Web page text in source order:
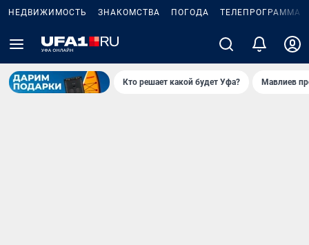
НЕДВИЖИМОСТЬ ЗНАКОМСТВА ПОГОДА ТЕЛЕПРОГРАММА
Кто решает какой будет Уфа? Мавлиев